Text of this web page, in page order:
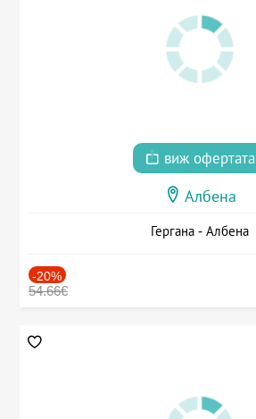
виж офертата
Албена
Гергана - Албена
-20%
54.66€